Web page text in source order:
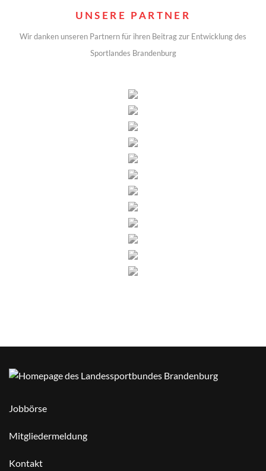
UNSERE PARTNER
Wir danken unseren Partnern für ihren Beitrag zur Entwicklung des
Sportlandes Brandenburg
Jobbörse
Mitgliedermeldung
Kontakt